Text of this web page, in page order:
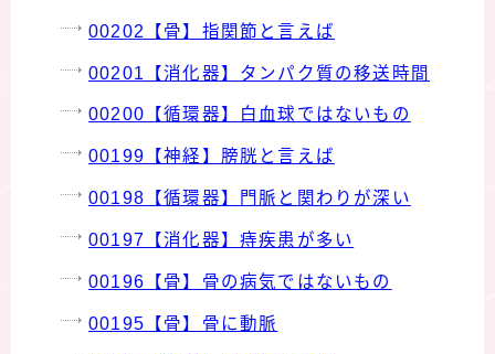
00202【骨】指関節と言えば
00201【消化器】タンパク質の移送時間
00200【循環器】白血球ではないもの
00199【神経】膀胱と言えば
00198【循環器】門脈と関わりが深い
00197【消化器】痔疾患が多い
00196【骨】骨の病気ではないもの
00195【骨】骨に動脈